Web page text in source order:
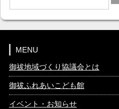
MENU
御祓地域づくり協議会とは
御祓ふれあいこども館
イベント・お知らせ